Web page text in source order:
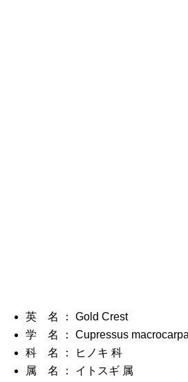
英 名 ： Gold Crest
学 名 ： Cupressus macrocarpa
科 名 ： ヒノキ 科
属 名 ： イトスギ 属